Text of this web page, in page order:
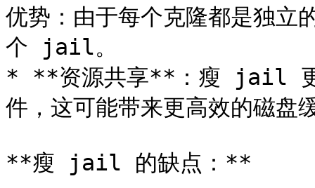
优势：由于每个克隆都是独
个 jail。
* **资源共享**：瘦 jail 更
件，这可能带来更高效的磁
**瘦 jail 的缺点：**